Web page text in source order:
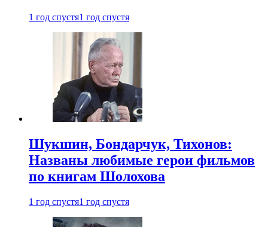
1 год спустя1 год спустя
Шукшин, Бондарчук, Тихонов:
Названы любимые герои фильмов
по книгам Шолохова
1 год спустя1 год спустя